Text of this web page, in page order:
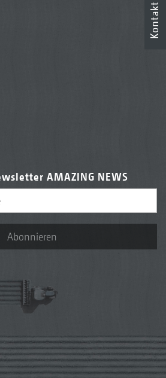
AMAZING NEWS
Abonnieren
Kontakt